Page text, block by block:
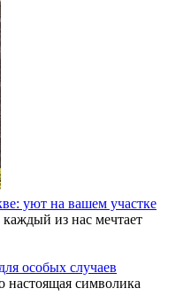
уют на вашем участке
из нас мечтает
особых случаев
настоящая символика